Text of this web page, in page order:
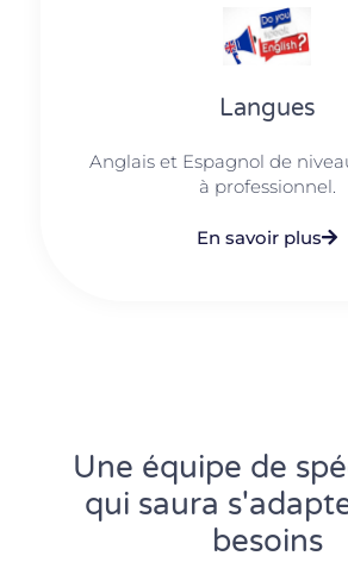
Langues
Anglais et Espagnol de
à professionnel.
En savoir plus
Une équipe de
qui saura
besoins